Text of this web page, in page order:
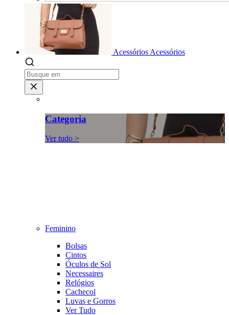
Acessórios Acessórios
Categoria
Ver tudo >
Feminino
Bolsas
Cintos
Óculos de Sol
Necessaires
Relógios
Cachecol
Luvas e Gorros
Ver Tudo